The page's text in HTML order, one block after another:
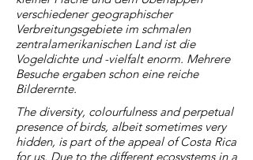
verschiedener geographischer
Verbreitungsgebiete im schmalen
zentralamerikanischen Land ist die
Vogeldichte und -vielfalt enorm. Mehrere
Besuche ergaben schon eine reiche
Bilderernte.
The diversity, colourfulness and perpetual
presence of birds, albeit sometimes very
hidden, is part of the appeal of Costa Rica
for us. Due to the different ecosystems in a